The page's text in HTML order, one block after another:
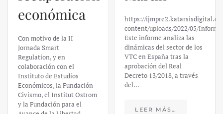
https://ijmpre2.katarsisdigital.com/wp-
content/uploads/2022/05/Informe_sobre_las_VTC.pdf
Este informe analiza las
dinámicas del sector de los
VTC en España tras la
aprobación del Real
Decreto 13/2018, a través
del…
LEER MÁS…
Silicon
Valley Bank:
un análisis
financiero –
Daniel
Fernández